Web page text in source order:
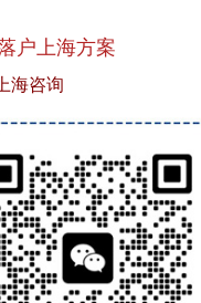
户上海方案
海咨询